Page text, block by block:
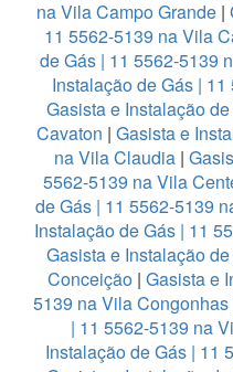
na Vila Campo Grande |
11 5562-5139 na Vila
de Gás | 11 5562-5139
Instalação de Gás |
Gasista e Instalação
Cavaton | Gasista e
na Vila Claudia|
5562-5139 na Vila
de Gás | 11 5562-5139
Instalação de Gás | 11
Gasista e Instalação
Conceição| Gasista e
5139 na Vila Congonhas
| 11 5562-5139 na
Instalação de Gás | 11